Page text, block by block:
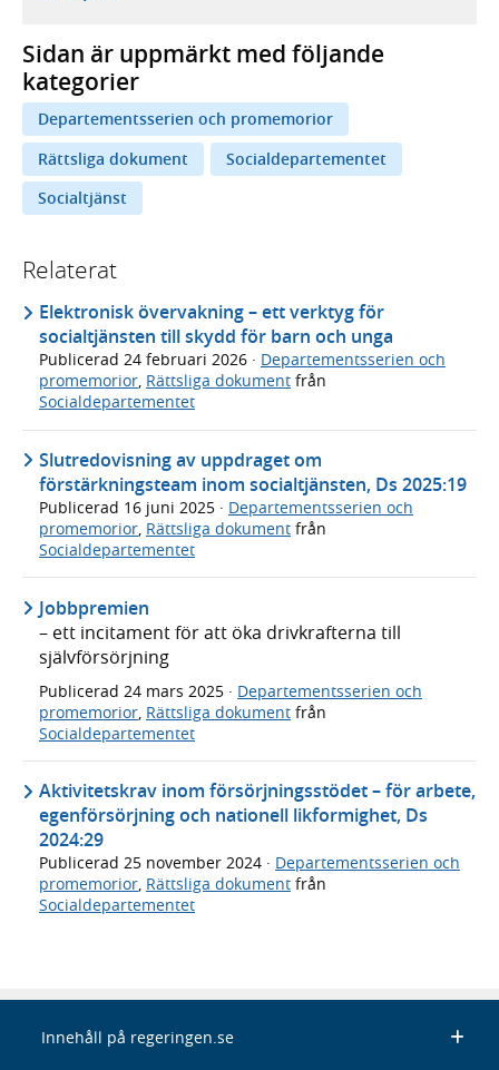
Sidan är uppmärkt med följande
kategorier
Departementsserien och promemorior
Rättsliga dokument
Socialdepartementet
Socialtjänst
Relaterat
Elektronisk övervakning – ett verktyg för
socialtjänsten till skydd för barn och unga
Publicerad 24 februari 2026 · Departementsserien och
promemorior, Rättsliga dokument från
Socialdepartementet
Slutredovisning av uppdraget om
förstärkningsteam inom socialtjänsten, Ds 2025:19
Publicerad 16 juni 2025 · Departementsserien och
promemorior, Rättsliga dokument från
Socialdepartementet
Jobbpremien
– ett incitament för att öka drivkrafterna till
självförsörjning
Publicerad 24 mars 2025 · Departementsserien och
promemorior Rättsliga dokument från
Socialdepartementet
Aktivitetskrav inom försörjningsstödet – för arbete,
egenförsörjning och nationell likformighet, Ds
2024:29
Publicerad 25 november 2024 · Departementsserien och
promemorior, Rättsliga dokument från
Socialdepartementet
Innehåll på regeringen.se